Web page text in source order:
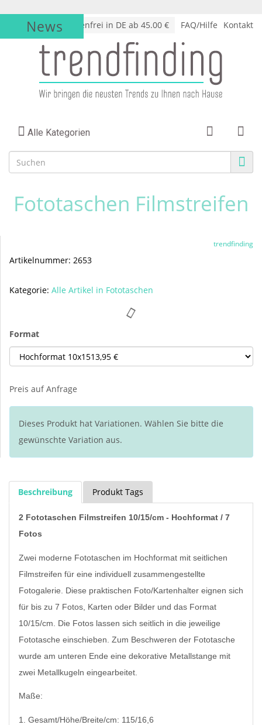
√Versandkostenfrei in DE ab 45.00 € FAQ/Hilfe Kontakt
News
Alle Kategorien
Fototaschen Filmstreifen
trendfinding
Artikelnummer: 2653
Kategorie: Alle Artikel in Fototaschen
Format
Preis auf Anfrage
Dieses Produkt hat Variationen. Wählen Sie bitte die
gewünschte Variation aus.
Beschreibung Produkt Tags
2 Fototaschen Filmstreifen 10/15/cm - Hochformat / 7
Fotos
Zwei moderne Fototaschen im Hochformat mit seitlichen
Filmstreifen für eine individuell zusammengestellte
Fotogalerie. Diese praktischen Foto/Kartenhalter eignen sich
für bis zu 7 Fotos, Karten oder Bilder und das Format
10/15/cm. Die Fotos lassen sich seitlich in die jeweilige
Fototasche einschieben. Zum Beschweren der Fototasche
wurde am unteren Ende eine dekorative Metallstange mit
zwei Metallkugeln eingearbeitet.
Maße:
1. Gesamt/Höhe/Breite/cm: 115/16,6